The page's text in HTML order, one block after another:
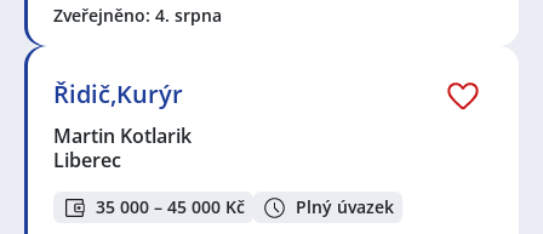
Zveřejněno: 4. srpna
Řidič,Kurýr
Martin Kotlarik
Liberec
35 000 – 45 000 Kč Plný úvazek